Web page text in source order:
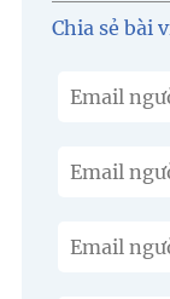
Chia sẻ bài